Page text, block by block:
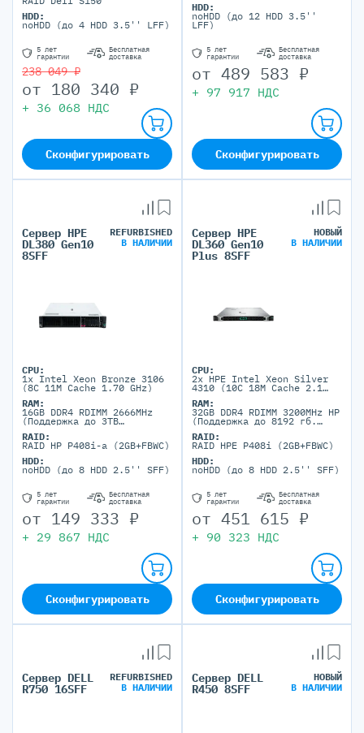
HDD:
noHDD (до 4 HDD 3.5'' LFF)
5 лет
гарантии
Бесплатная
доставка
238 049 ₽
от 180 340 ₽
+ 36 068 НДС
Сконфигурировать
HDD:
noHDD (до 12 HDD 3.5''
LFF)
5 лет
гарантии
Бесплатная
доставка
от 489 583 ₽
+ 97 917 НДС
Сконфигурировать
Сервер HPE
DL380 Gen10
8SFF
REFURBISHED
В НАЛИЧИИ
CPU:
1x Intel Xeon Bronze 3106
(8C 11M Cache 1.70 GHz)
RAM:
16GB DDR4 RDIMM 2666MHz
(Поддержка до 3TB
портов)
RAID:
RAID HP P408i-a (2GB+FBWC)
HDD:
noHDD (до 8 HDD 2.5'' SFF)
5 лет
гарантии
Бесплатная
доставка
от 149 333 ₽
+ 29 867 НДС
Сконфигурировать
Сервер HPE
DL360 Gen10
Plus 8SFF
НОВЫЙ
В НАЛИЧИИ
CPU:
2x HPE Intel Xeon Silver
4310 (10C 18M Cache 2.1
RAM:
32GB DDR4 RDIMM 3200MHz HP
(Поддержка до 8192 гб.
портов)
RAID:
RAID HPE P408i (2GB+FBWC)
HDD:
noHDD (до 8 HDD 2.5'' SFF)
5 лет
гарантии
Бесплатная
доставка
от 451 615 ₽
+ 90 323 НДС
Сконфигурировать
Сервер DELL
R750 16SFF
REFURBISHED
В НАЛИЧИИ
Сервер DELL
R450 8SFF
НОВЫЙ
В НАЛИЧИИ